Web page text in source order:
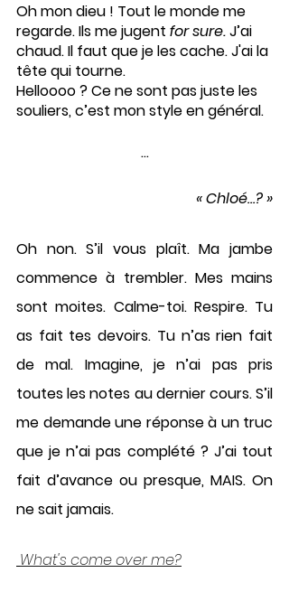
Oh mon dieu ! Tout le monde me
regarde. Ils me jugent for sure. J’ai
chaud. Il faut que je les cache. J'ai la
tête qui tourne.
Helloooo ? Ce ne sont pas juste les
souliers, c’est mon style en général.
...
« Chloé…? »
Oh non. S’il vous plaît. Ma jambe
commence à trembler. Mes mains
sont moites. Calme-toi. Respire. Tu
as fait tes devoirs. Tu n’as rien fait
de mal. Imagine, je n’ai pas pris
toutes les notes au dernier cours. S’il
me demande une réponse à un truc
que je n’ai pas complété ? J’ai tout
fait d’avance ou presque, MAIS. On
ne sait jamais.
What's come over me?